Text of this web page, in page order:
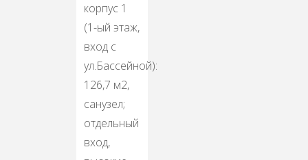
корпус 1
(1-ый этаж,
вход с
ул.Бассейной):
126,7 м2,
санузел;
отдельный
вход,